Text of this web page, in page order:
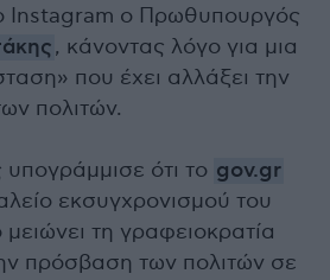
Instagram ο Πρωθυπουργός
, κάνοντας λόγο για μια
που έχει αλλάξει την
πολιτών.
ότι το gov.gr
εκσυγχρονισμού του
τη γραφειοκρατία
πρόσβαση των πολιτών σε